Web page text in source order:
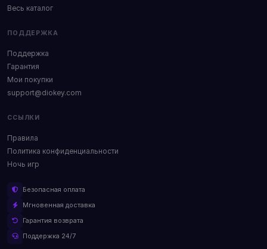
Весь каталог
ПОДДЕРЖКА
Поддержка
Гарантия
Мои покупки
support@diokey.com
ССЫЛКИ
Правила
Политика конфиденциальности
Ночь игр
Безопасная оплата
Мгновенная доставка
Гарантия возврата
Поддержка 24/7